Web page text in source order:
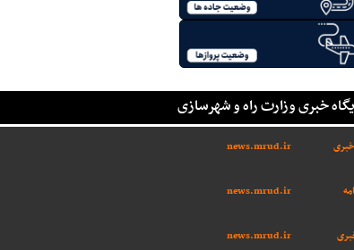
خبری وزارت راه و شهرسازی
خبری news.mrud.ir
news.mrud.ir
news.mrud.ir